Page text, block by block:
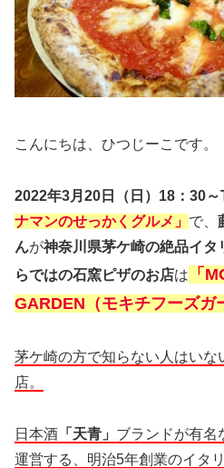
こんにちは、ひつじーこです。
2022年3月20日（日）18：30
ナマンのせっかくグルメ」 で、
んが神奈川県茅ケ崎の絶品イタ
らではの石窯ピザのお店は
「
GARDEN（モキチフーズガ
茅ケ崎の方で知らない人はい
店。
日本酒 「天青」 ブランドが有名
運営する、明治5年創業のイタ